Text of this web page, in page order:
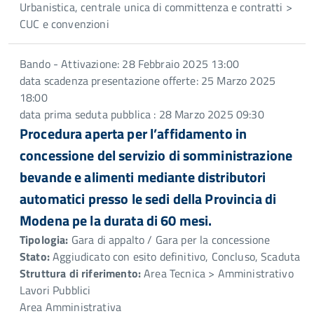
Urbanistica, centrale unica di committenza e contratti >
CUC e convenzioni
Bando - Attivazione: 28 Febbraio 2025 13:00
data scadenza presentazione offerte: 25 Marzo 2025
18:00
data prima seduta pubblica : 28 Marzo 2025 09:30
Procedura aperta per l’affidamento in
concessione del servizio di somministrazione
bevande e alimenti mediante distributori
automatici presso le sedi della Provincia di
Modena pe la durata di 60 mesi.
Tipologia: Gara di appalto / Gara per la concessione
Stato:Aggiudicato con esito definitivo, Concluso, Scaduta
Struttura di riferimento:Area Tecnica > Amministrativo
Lavori Pubblici
Area Amministrativa